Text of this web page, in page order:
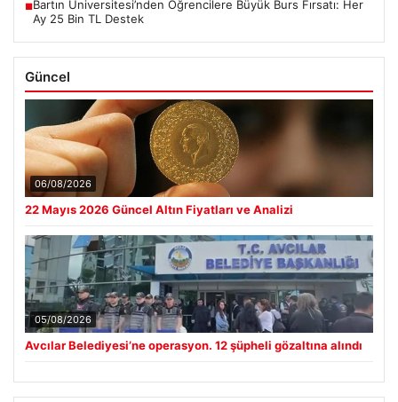
■Bartın Üniversitesi’nden Öğrencilere Büyük Burs Fırsatı: Her
Ay 25 Bin TL Destek
Güncel
06/08/2026
22 Mayıs 2026 Güncel Altın Fiyatları ve Analizi
05/08/2026
Avcılar Belediyesi’ne operasyon. 12 şüpheli gözaltına alındı